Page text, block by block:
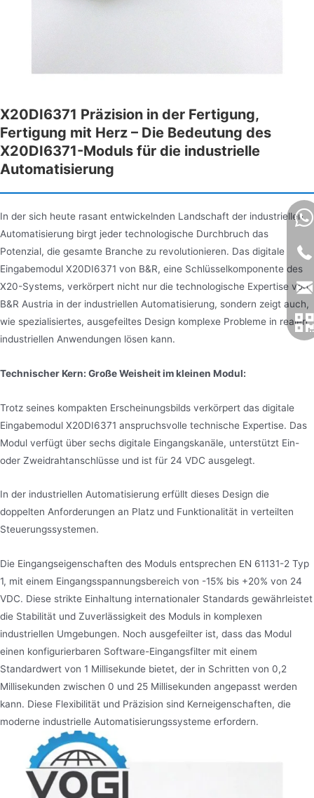
X20DI6371 Präzision in der Fertigung,
Fertigung mit Herz – Die Bedeutung des
X20DI6371-Moduls für die industrielle
Automatisierung
In der sich heute rasant entwickelnden Landschaft der industriellen
Automatisierung birgt jeder technologische Durchbruch das
Potenzial, die gesamte Branche zu revolutionieren. Das digitale
Eingabemodul X20DI6371 von B&R, eine Schlüsselkomponente des
X20-Systems, verkörpert nicht nur die technologische Expertise von
B&R Austria in der industriellen Automatisierung, sondern zeigt auch,
wie spezialisiertes, ausgefeiltes Design komplexe Probleme in realen
industriellen Anwendungen lösen kann.
Technischer Kern: Große Weisheit im kleinen Modul:
Trotz seines kompakten Erscheinungsbilds verkörpert das digitale
Eingabemodul X20DI6371 anspruchsvolle technische Expertise. Das
Modul verfügt über sechs digitale Eingangskanäle, unterstützt Ein-
oder Zweidrahtanschlüsse und ist für 24 VDC ausgelegt.
In der industriellen Automatisierung erfüllt dieses Design die
doppelten Anforderungen an Platz und Funktionalität in verteilten
Steuerungssystemen.
Die Eingangseigenschaften des Moduls entsprechen EN 61131-2 Typ
1, mit einem Eingangsspannungsbereich von -15% bis +20% von 24
VDC. Diese strikte Einhaltung internationaler Standards gewährleistet
die Stabilität und Zuverlässigkeit des Moduls in komplexen
industriellen Umgebungen. Noch ausgefeilter ist, dass das Modul
einen konfigurierbaren Software-Eingangsfilter mit einem
Standardwert von 1 Millisekunde bietet, der in Schritten von 0,2
Millisekunden zwischen 0 und 25 Millisekunden angepasst werden
kann. Diese Flexibilität und Präzision sind Kerneigenschaften, die
moderne industrielle Automatisierungssysteme erfordern.